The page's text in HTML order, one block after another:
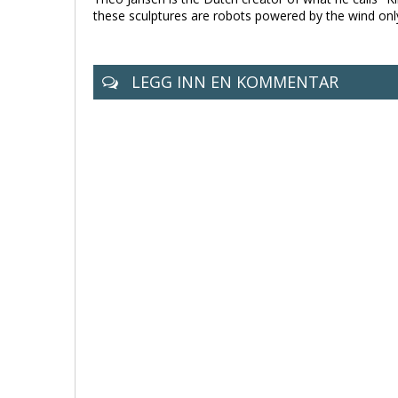
these sculptures are robots powered by the wind
LEGG INN EN KOMMENTAR